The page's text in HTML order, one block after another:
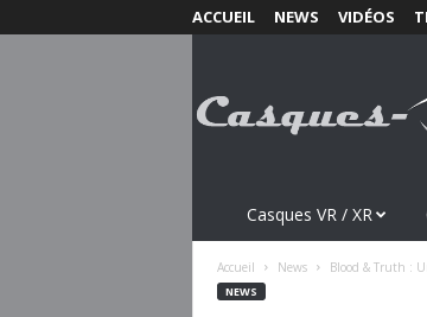
ACCUEIL NEWS VIDÉOS
s
Casques VR / XR
Accueil News Blood & Truth :
NEWS